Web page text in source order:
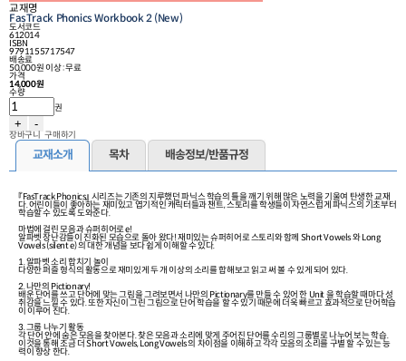
교재명
FasTrack Phonics Workbook 2 (New)
도서코드
612014
ISBN
9791155717547
배송료
50,000원 이상 : 무료
가격
14,000원
수량
권
+ -
장바구니 구매하기
교재소개 목차 배송정보/반품규정
『FasTrack Phonics』 시리즈는 기존의 지루했던 파닉스 학습의 틀을 깨기 위해 많은 노력을 기울여 탄생한 교재
다. 어린이들이 좋아하는 재미있고 엽기적인 캐릭터들과 챈트, 스토리를 학생들이 자연스럽게 파닉스의 기초부터
학습할 수 있도록 도와준다.
마법에 걸린 모음과 슈퍼히어로 e!
알파벳 장난감들이 진화된 모습으로 돌아 왔다! 재미있는 슈퍼히어로 스토리와 함께 Short Vowels 와 Long
Vowels (silent e) 의 대한 개념을 보다 쉽게 이해할 수 있다.
1. 알파벳 소리 합치기 놀이
다양한 퍼즐 형식의 활동으로 재미있게 두 개 이상의 소리를 합해보고 읽고 써 볼 수 있게 되어 있다.
2. 나만의 Pictionary!
배운 단어를 쓰고 단어에 맞는 그림을 그려보면서 나만의 Pictionary를 만들 수 있어 한 Unit 을 학습할 때마다 성
취감을 느낄 수 있다. 또한 자신이 그린 그림으로 단어 학습을 할 수 있기 때문에 더욱 빠르고 효과적으로 단어학습
이 이루어 진다.
3. 그룹 나누기 활동
각 단어 안에 숨은 모음을 찾아본다. 찾은 모음과 소리에 맞게 주어진 단어를 수리의 그룹별로 나누어 보는 학습.
이것을 통해 조금 더 Short Vowels, Long Vowels 의 차이점을 이해하고 각각 모음의 소리를 구별 할 수 있는 능
력이 향상 한다.